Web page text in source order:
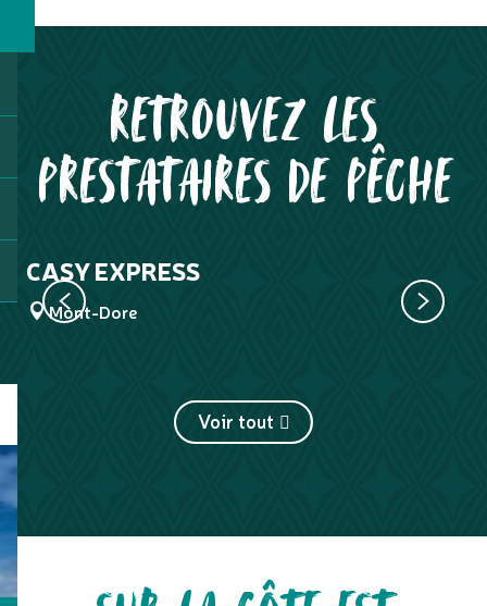
RETROUVEZ LES
PRESTATAIRES DE PÊCHE
CASY EXPRESS
Mont-Dore
Voir tout